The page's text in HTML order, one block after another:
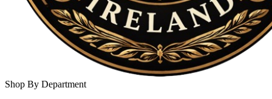
Shop By Department